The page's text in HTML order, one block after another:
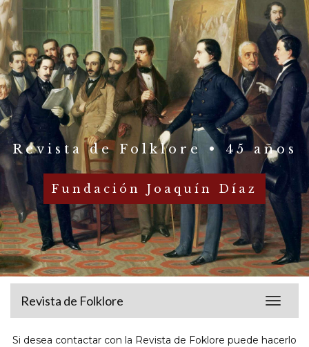
Revista de Folklore • 45 años
Fundación Joaquín Díaz
Toggle
Revista de Folklore
Si desea contactar con la Revista de Foklore puede hacerlo